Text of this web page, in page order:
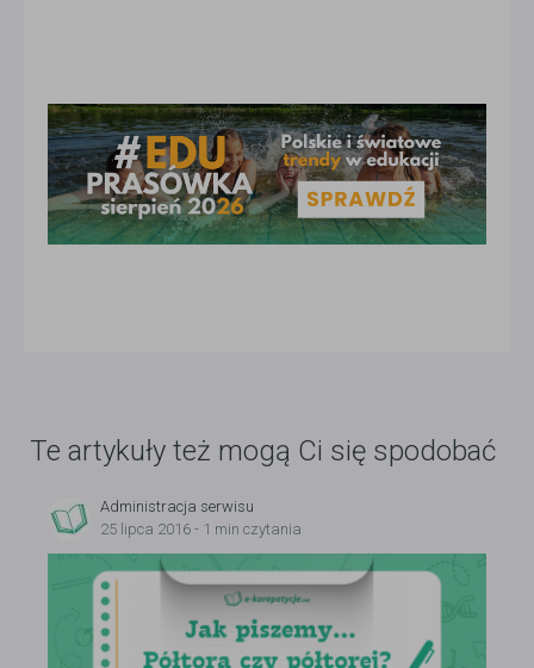
Te artykuły też mogą Ci się spodobać
Administracja serwisu
25 lipca 2016 - 1 min czytania